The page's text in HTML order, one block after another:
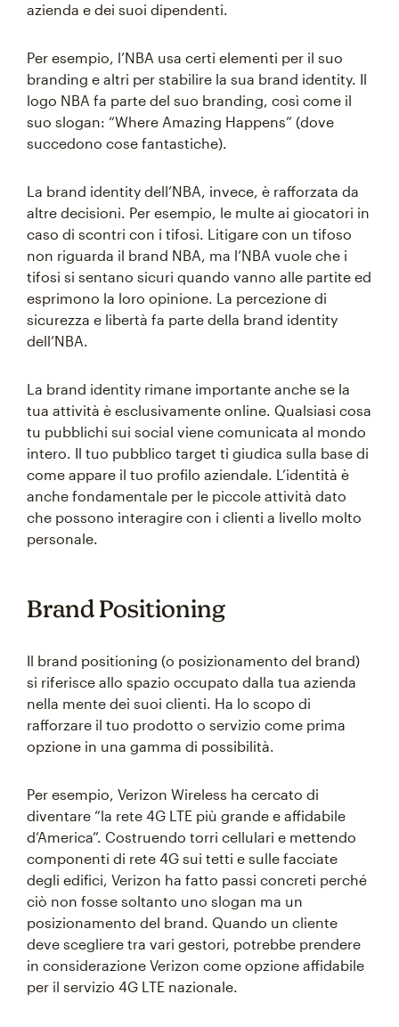
azienda e dei suoi dipendenti.
Per esempio, l’NBA usa certi elementi per il suo
branding e altri per stabilire la sua brand identity. Il
logo NBA fa parte del suo branding, così come il
suo slogan: “Where Amazing Happens” (dove
succedono cose fantastiche).
La brand identity dell’NBA, invece, è rafforzata da
altre decisioni. Per esempio, le multe ai giocatori in
caso di scontri con i tifosi. Litigare con un tifoso
non riguarda il brand NBA, ma l’NBA vuole che i
tifosi si sentano sicuri quando vanno alle partite ed
esprimono la loro opinione. La percezione di
sicurezza e libertà fa parte della brand identity
dell’NBA.
La brand identity rimane importante anche se la
tua attività è esclusivamente online. Qualsiasi cosa
tu pubblichi sui social viene comunicata al mondo
intero. Il tuo pubblico target ti giudica sulla base di
come appare il tuo profilo aziendale. L’identità è
anche fondamentale per le piccole attività dato
che possono interagire con i clienti a livello molto
personale.
Brand Positioning
Il brand positioning (o posizionamento del brand)
si riferisce allo spazio occupato dalla tua azienda
nella mente dei suoi clienti. Ha lo scopo di
rafforzare il tuo prodotto o servizio come prima
opzione in una gamma di possibilità.
Per esempio, Verizon Wireless ha cercato di
diventare “la rete 4G LTE più grande e affidabile
d’America”. Costruendo torri cellulari e mettendo
componenti di rete 4G sui tetti e sulle facciate
degli edifici, Verizon ha fatto passi concreti perché
ciò non fosse soltanto uno slogan ma un
posizionamento del brand. Quando un cliente
deve scegliere tra vari gestori, potrebbe prendere
in considerazione Verizon come opzione affidabile
per il servizio 4G LTE nazionale.